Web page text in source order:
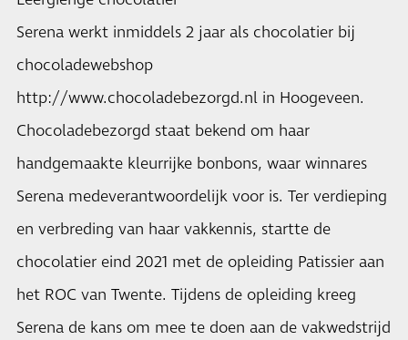
Serena werkt inmiddels 2 jaar als chocolatier bij
chocoladewebshop
http://www.chocoladebezorgd.nl in Hoogeveen.
Chocoladebezorgd staat bekend om haar
handgemaakte kleurrijke bonbons, waar winnares
Serena medeverantwoordelijk voor is. Ter verdieping
en verbreding van haar vakkennis, startte de
chocolatier eind 2021 met de opleiding Patissier aan
het ROC van Twente. Tijdens de opleiding kreeg
Serena de kans om mee te doen aan de vakwedstrijd